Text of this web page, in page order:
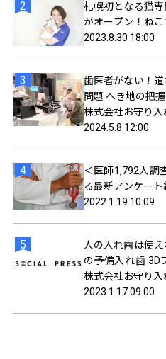
札幌初となる猫専
がオープン！ねこ
ービスを提供
2023.8.30 18:00
歯医者がない！
問題 へき地の把
5/12（日）に札幌
株式会社お守り入
2024.5.8 12:00
＜医師1,792人調
る最新アンケート
2022.1.19 10:09
人の入れ歯は使
の予備入れ歯 3D
ら500個突破！
株式会社お守り入
2023.1.17 09:00